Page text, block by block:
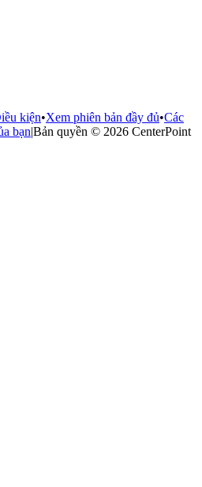
kiện•Xem phiên bản đầy đủ•Các
bạn|Bản quyền © 2026 CenterPoint